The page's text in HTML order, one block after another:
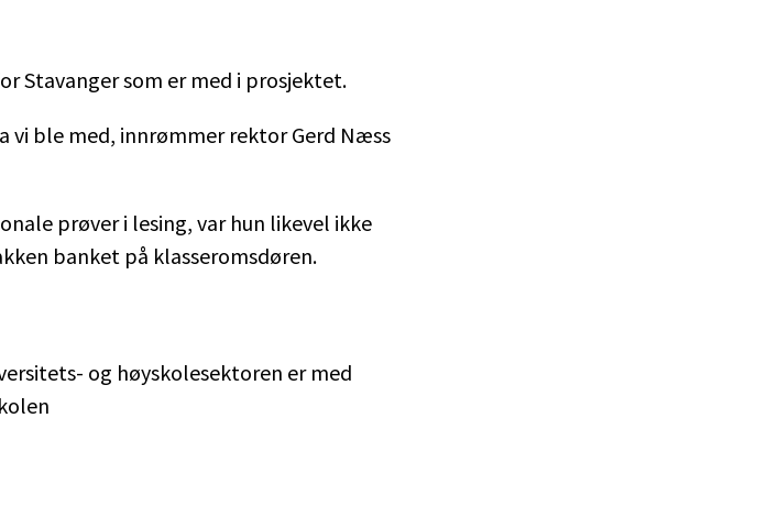
Stavanger som er med i prosjektet.
vi ble med, innrømmer rektor Gerd Næss
prøver i lesing, var hun likevel ikke
banket på klasseromsdøren.
og høyskolesektoren er med